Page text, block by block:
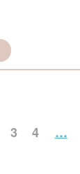
3 4 …